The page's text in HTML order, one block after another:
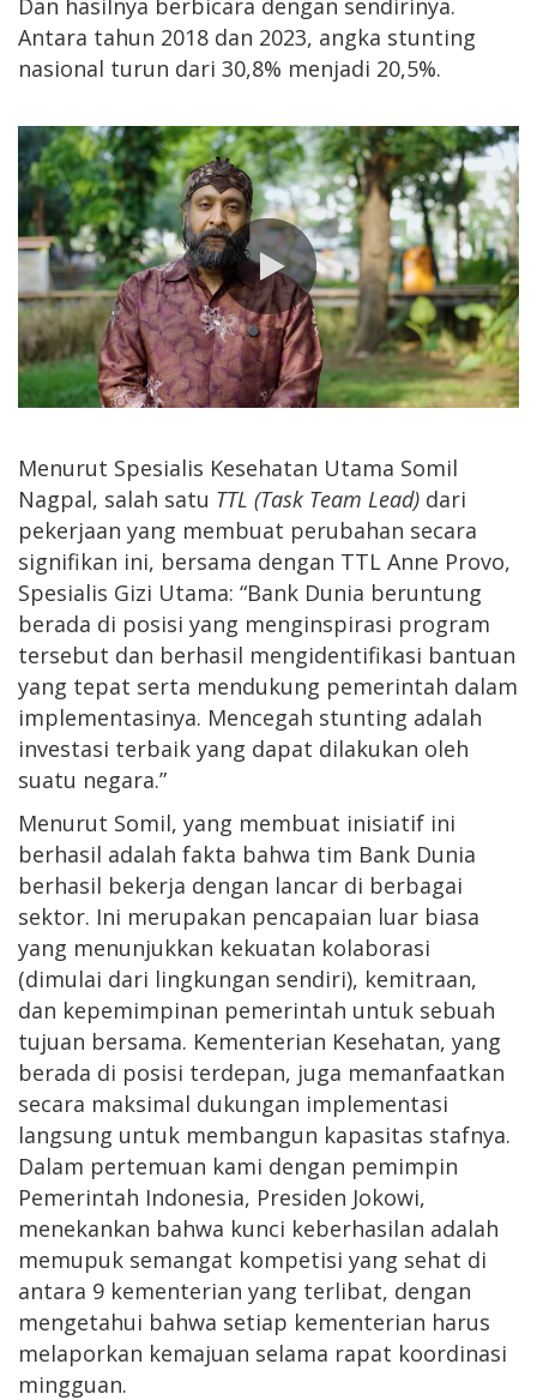
Dan hasilnya berbicara dengan sendirinya.
Antara tahun 2018 dan 2023, angka stunting
nasional turun dari 30,8% menjadi 20,5%.
0:00 / 2:31
Menurut Spesialis Kesehatan Utama Somil
Nagpal, salah satu TTL (Task Team Lead) dari
pekerjaan yang membuat perubahan secara
signifikan ini, bersama dengan TTL Anne Provo,
Spesialis Gizi Utama: “Bank Dunia beruntung
berada di posisi yang menginspirasi program
tersebut dan berhasil mengidentifikasi bantuan
yang tepat serta mendukung pemerintah dalam
implementasinya. Mencegah stunting adalah
investasi terbaik yang dapat dilakukan oleh
suatu negara.”
Menurut Somil, yang membuat inisiatif ini
berhasil adalah fakta bahwa tim Bank Dunia
berhasil bekerja dengan lancar di berbagai
sektor. Ini merupakan pencapaian luar biasa
yang menunjukkan kekuatan kolaborasi
(dimulai dari lingkungan sendiri), kemitraan,
dan kepemimpinan pemerintah untuk sebuah
tujuan bersama. Kementerian Kesehatan, yang
berada di posisi terdepan, juga memanfaatkan
secara maksimal dukungan implementasi
langsung untuk membangun kapasitas stafnya.
Dalam pertemuan kami dengan pemimpin
Pemerintah Indonesia, Presiden Jokowi,
menekankan bahwa kunci keberhasilan adalah
memupuk semangat kompetisi yang sehat di
antara 9 kementerian yang terlibat, dengan
mengetahui bahwa setiap kementerian harus
melaporkan kemajuan selama rapat koordinasi
mingguan.